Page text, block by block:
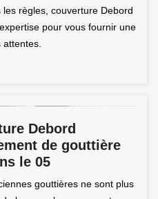
règles, couverture Debord
pour vous fournir une
Debord
de gouttière
le 05
gouttières ne sont plus